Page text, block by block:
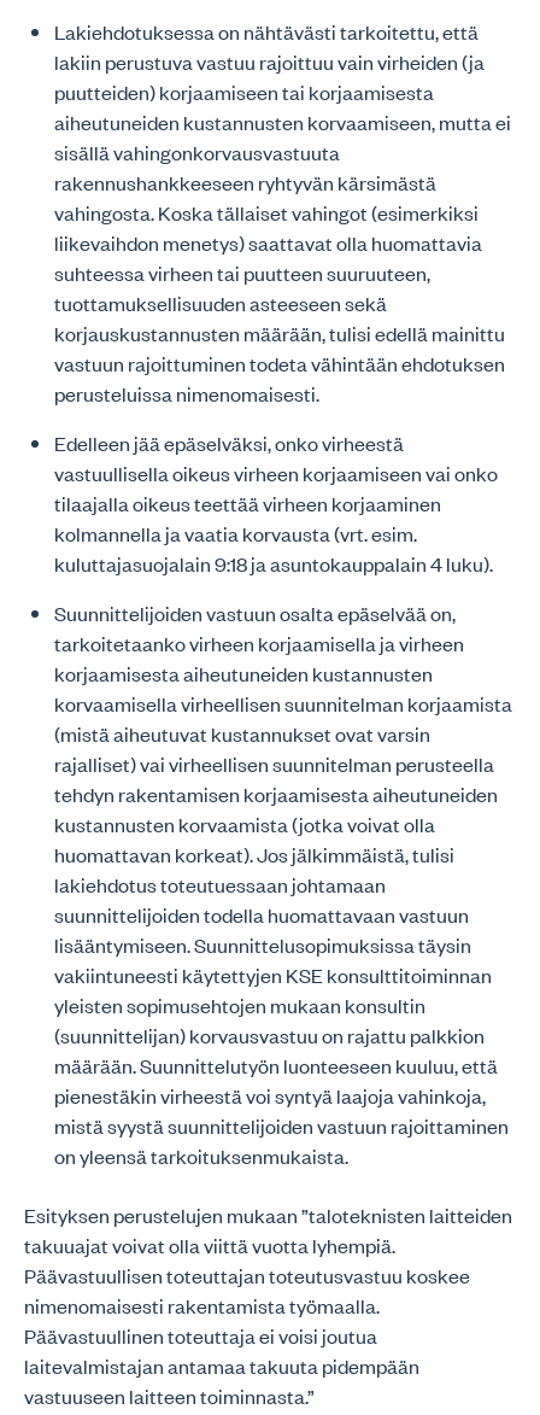
Lakiehdotuksessa on nähtävästi tarkoitettu, että
lakiin perustuva vastuu rajoittuu vain virheiden (ja
puutteiden) korjaamiseen tai korjaamisesta
aiheutuneiden kustannusten korvaamiseen, mutta ei
sisällä vahingonkorvausvastuuta
rakennushankkeeseen ryhtyvän kärsimästä
vahingosta. Koska tällaiset vahingot (esimerkiksi
liikevaihdon menetys) saattavat olla huomattavia
suhteessa virheen tai puutteen suuruuteen,
tuottamuksellisuuden asteeseen sekä
korjauskustannusten määrään, tulisi edellä mainittu
vastuun rajoittuminen todeta vähintään ehdotuksen
perusteluissa nimenomaisesti.
Edelleen jää epäselväksi, onko virheestä
vastuullisella oikeus virheen korjaamiseen vai onko
tilaajalla oikeus teettää virheen korjaaminen
kolmannella ja vaatia korvausta (vrt. esim.
kuluttajasuojalain 9:18 ja asuntokauppalain 4 luku).
Suunnittelijoiden vastuun osalta epäselvää on,
tarkoitetaanko virheen korjaamisella ja virheen
korjaamisesta aiheutuneiden kustannusten
korvaamisella virheellisen suunnitelman korjaamista
(mistä aiheutuvat kustannukset ovat varsin
rajalliset) vai virheellisen suunnitelman perusteella
tehdyn rakentamisen korjaamisesta aiheutuneiden
kustannusten korvaamista (jotka voivat olla
huomattavan korkeat). Jos jälkimmäistä, tulisi
lakiehdotus toteutuessaan johtamaan
suunnittelijoiden todella huomattavaan vastuun
lisääntymiseen. Suunnittelusopimuksissa täysin
vakiintuneesti käytettyjen KSE konsulttitoiminnan
yleisten sopimusehtojen mukaan konsultin
(suunnittelijan) korvausvastuu on rajattu palkkion
määrään. Suunnittelutyön luonteeseen kuuluu, että
pienestäkin virheestä voi syntyä laajoja vahinkoja,
mistä syystä suunnittelijoiden vastuun rajoittaminen
on yleensä tarkoituksenmukaista.
Esityksen perustelujen mukaan ”taloteknisten laitteiden
takuuajat voivat olla viittä vuotta lyhempiä.
Päävastuullisen toteuttajan toteutusvastuu koskee
nimenomaisesti rakentamista työmaalla.
Päävastuullinen toteuttaja ei voisi joutua
laitevalmistajan antamaa takuuta pidempään
vastuuseen laitteen toiminnasta.”